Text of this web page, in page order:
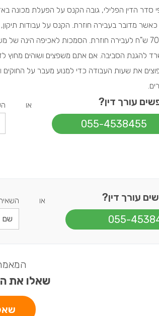
ל-700 ש"ח לעבירה חוזרת. הסמכות לאכיפה הינה
להגנת הסביבה. אם אתם משפצים ושוהים מחוץ
את שעות העבודה כדי למנוע מעבר על החוקים
עורך דין?
055-4538455
או
עורך דין?
055-
או
שאלו את